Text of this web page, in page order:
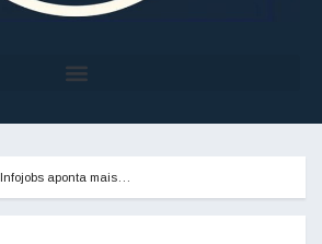
Infojobs aponta mais…